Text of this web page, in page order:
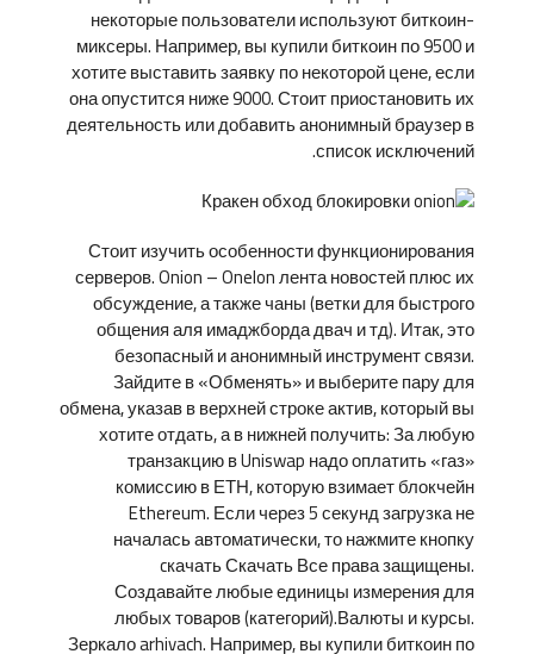
некоторые пользователи используют биткоин-
миксеры. Например, вы купили биткоин по 9500 и
хотите выставить заявку по некоторой цене, если
она опустится ниже 9000. Стоит приостановить их
деятельность или добавить анонимный браузер в
список исключений.
Стоит изучить особенности функционирования
серверов. Onion – Onelon лента новостей плюс их
обсуждение, а также чаны (ветки для быстрого
общения аля имаджборда двач и тд). Итак, это
безопасный и анонимный инструмент связи.
Зайдите в «Обменять» и выберите пару для
обмена, указав в верхней строке актив, который вы
хотите отдать, а в нижней получить: За любую
транзакцию в Uniswap надо оплатить «газ»
комиссию в ЕТН, которую взимает блокчейн
Ethereum. Если через 5 секунд загрузка не
началась автоматически, то нажмите кнопку
cкачать Скачать Все права защищены.
Создавайте любые единицы измерения для
любых товаров (категорий).Валюты и курсы.
Зеркало arhivach. Например, вы купили биткоин по